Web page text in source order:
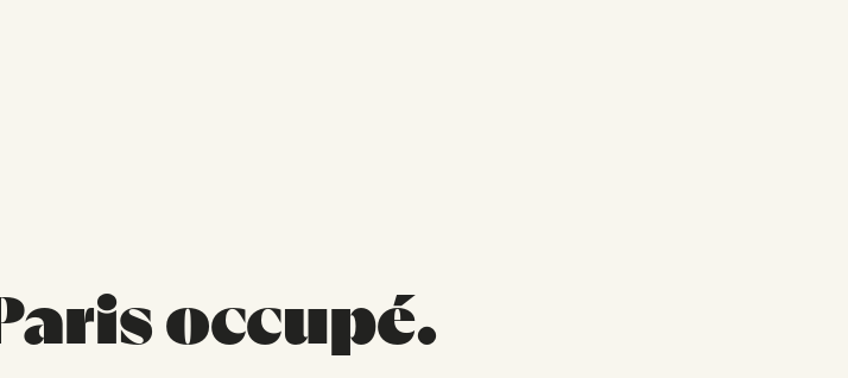
Paris occupé.